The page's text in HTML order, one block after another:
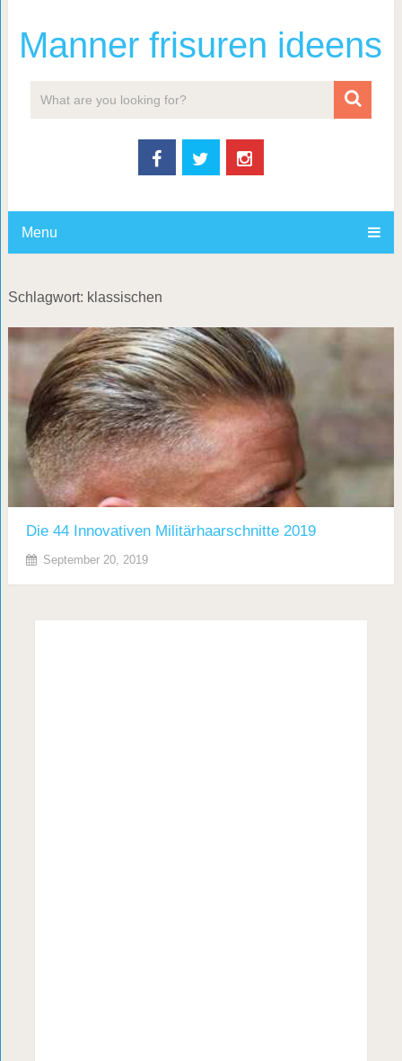
Manner frisuren ideens
Menu
Schlagwort: klassischen
Die 44 Innovativen Militärhaarschnitte 2019
September 20, 2019